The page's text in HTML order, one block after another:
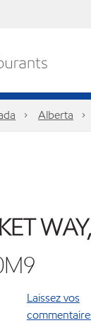
Alberta
WAY,
Laissez vos